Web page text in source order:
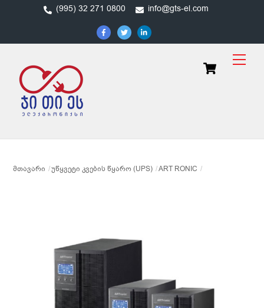
(995) 32 271 0800 info@gts-el.com
Cart
ᲛᲗᲐᲕᲐᲠᲘ ᲣᲬᲧᲕᲔᲢᲘ ᲙᲕᲔᲑᲘᲡ ᲬᲧᲐᲠᲝ (UPS) ART RONIC